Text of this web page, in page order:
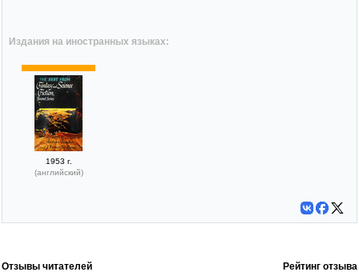
Издания на иностранных языках:
1953 г.
(английский)
Отзывы читателей Рейтинг отзыва